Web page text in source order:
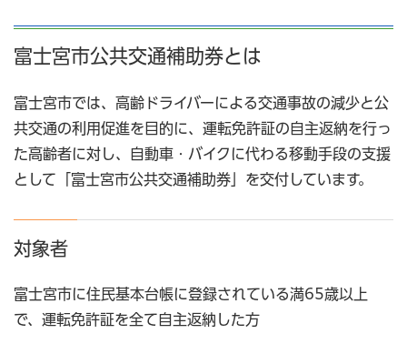
富士宮市公共交通補助券とは
富士宮市では、高齢ドライバーによる交通事故の減少と公
共交通の利用促進を目的に、運転免許証の自主返納を行っ
た高齢者に対し、自動車・バイクに代わる移動手段の支援
として「富士宮市公共交通補助券」を交付しています。
対象者
富士宮市に住民基本台帳に登録されている満65歳以上
で、運転免許証を全て自主返納した方